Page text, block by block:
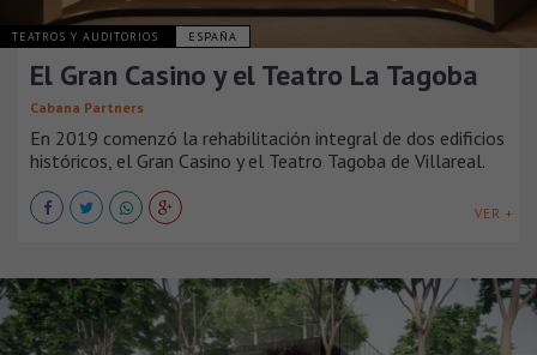
TEATROS Y AUDITORIOS ESPAÑA
El Gran Casino y el Teatro La Tagoba
Cabana Partners
En 2019 comenzó la rehabilitación integral de dos edificios
históricos, el Gran Casino y el Teatro Tagoba de Villareal.
VER +